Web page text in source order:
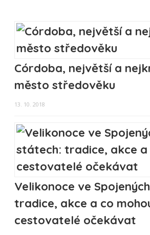
Córdoba, největší a
město středověku
13. 10. 2018
Velikonoce ve
tradice, akce a co
cestovatelé očekávat